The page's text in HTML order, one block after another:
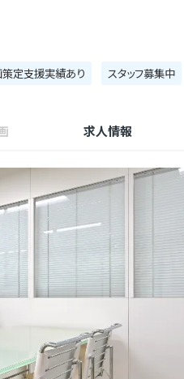
定支援実績あり スタッフ募集中
求人情報